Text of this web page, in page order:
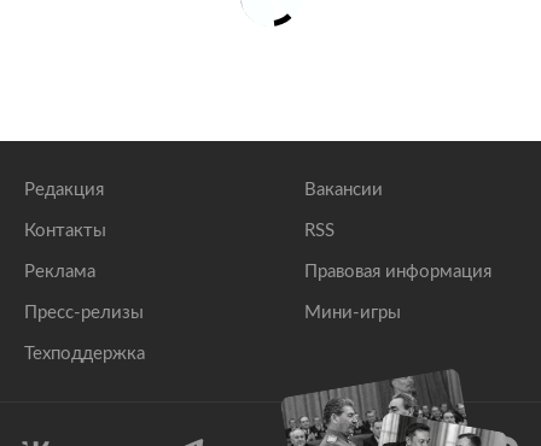
Редакция
Контакты
Реклама
Пресс-релизы
Техподдержка
Вакансии
RSS
Правовая информация
Мини-игры